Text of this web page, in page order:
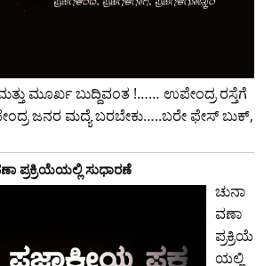
ಮೂರ್ಖ ಬುದ್ದಿವಂತ !…… ಉಪೇಂದ್ರ ರಸ್ತೆಗೆ
ಜನರ ಮದ್ಯೆ ಬರಬೇಕು…..ಬರೇ ಫೇಸ್ ಬುಕ್,
ಪ್ರಕ್ರಿಯೆಯಲ್ಲಿ ಸುಧಾರಣೆ
ಚುನಾ
ವಣಾ
ಪ್ರಕ್ರಿಯೆ
ಯಲ್ಲಿ